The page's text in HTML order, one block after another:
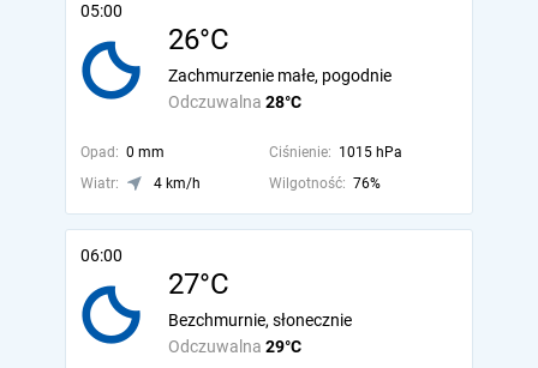
05:00
26°C
Odczuwalna 28°C
Zachmurzenie małe, pogodnie
Opad: 0 mm Ciśnienie: 1015 hPa
Wiatr:
4 km/h Wilgotność: 76%
06:00
27°C
Odczuwalna 29°C
Bezchmurnie, słonecznie